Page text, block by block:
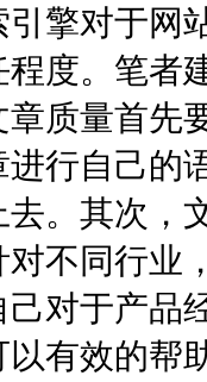
擎对于网
度。笔者
章质量首先
行自己的
。其次，
对不同行业
对于产品
有效的帮